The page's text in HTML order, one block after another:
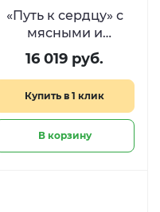
«Путь к сердцу» с
мясными и
сырными
деликатесами
16 019 руб.
Купить в 1 клик
В корзину